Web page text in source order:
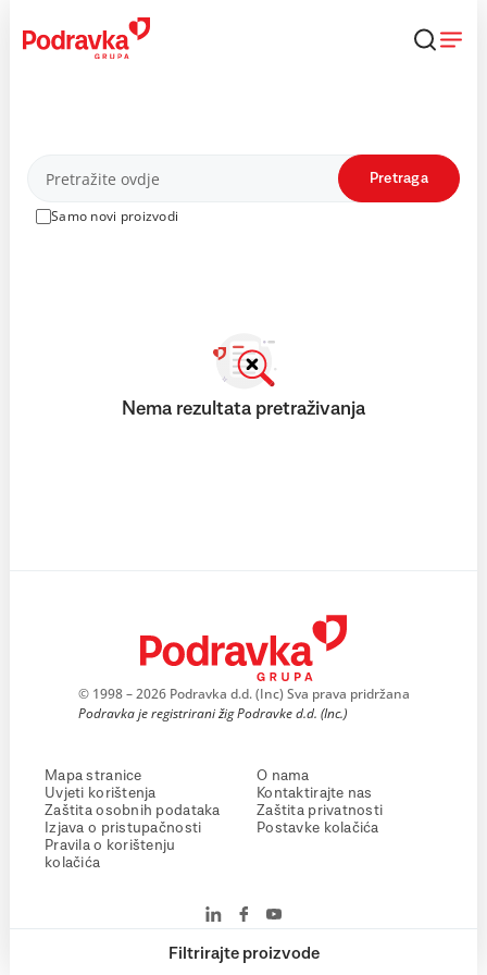
content
Proizvodi
Samo novi proizvodi
Pretraga
Filtrirajte proizvode
Nema rezultata pretraživanja
© 1998 – 2026 Podravka d.d. (Inc) Sva prava pridržana
Podravka je registrirani žig Podravke d.d. (Inc.)
Mapa stranice
Uvjeti korištenja
Zaštita osobnih podataka
Izjava o pristupačnosti
Pravila o korištenju
kolačića
O nama
Kontaktirajte nas
Zaštita privatnosti
Postavke kolačića